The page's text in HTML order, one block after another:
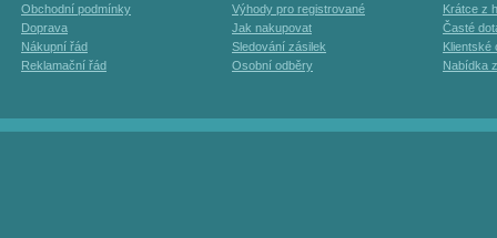
Obchodní podmínky
Doprava
Nákupní řád
Reklamační řád
Výhody pro registrované
Jak nakupovat
Sledování zásilek
Osobní odběry
Krátce z
Časté
Klientské
Nabídka